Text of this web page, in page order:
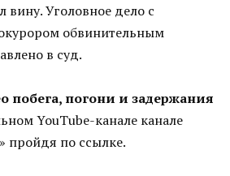
вину. Уголовное дело с
обвинительным
в суд.
побега, погони и задержания
YouTube-канале канале
пройдя по ссылке.